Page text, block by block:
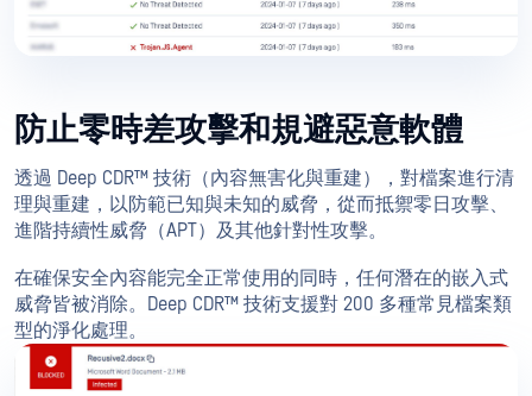
防止零時差攻擊和規避惡意軟體
透過 Deep CDR™ 技術（內容無害化與重建），對檔案進行清
理與重建，以防範已知與未知的威脅，從而抵禦零日攻擊、
進階持續性威脅（APT）及其他針對性攻擊。
在確保安全內容能完全正常使用的同時，任何潛在的嵌入式
威脅皆被消除。Deep CDR™ 技術支援對 200 多種常見檔案類
型的淨化處理。